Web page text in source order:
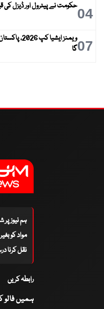
04حکومت نے پیٹرول اور ڈیزل
07
ویمنز ایشیا
گا
ہم نیوز پر
مواد کو
نقل کرنا
رابطہ کریں
ہمیں فالو